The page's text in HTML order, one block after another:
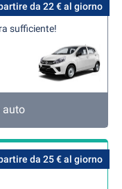
da 22 € al giorno
sufficiente!
auto
da 25 € al giorno